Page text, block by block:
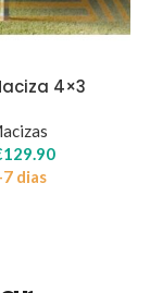
4×3
129.90
dias